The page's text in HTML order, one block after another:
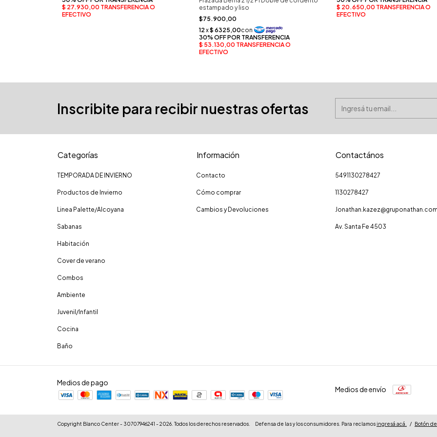
estampado y liso
$75.900,00
Inscribite para recibir nuestras ofertas
Categorías
TEMPORADA DE INVIERNO
Productos de Invierno
Linea Palette/Alcoyana
Sabanas
Habitación
Cover de verano
Combos
Ambiente
Juvenil/Infantil
Cocina
Baño
Información
Contacto
Cómo comprar
Cambios y Devoluciones
Contactános
5491130278427
1130278427
Av. Santa Fe 4503
Medios de pago
Medios de envío
Copyright Blanco Center - 30707946241 - 2026. Todos los derechos reservados. Defensa de las y los consumidores. Para reclamos ingresá acá. / Botón